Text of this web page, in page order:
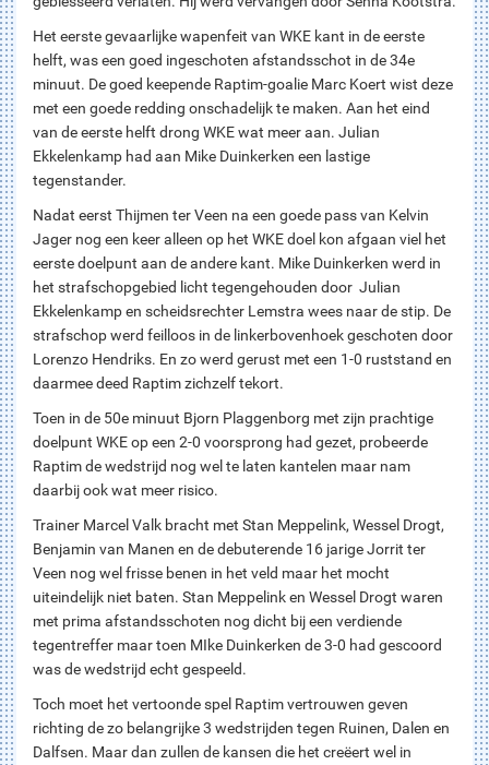
Het eerste gevaarlijke wapenfeit van WKE kant in de eerste
helft, was een goed ingeschoten afstandsschot in de 34e
minuut. De goed keepende Raptim-goalie Marc Koert wist deze
met een goede redding onschadelijk te maken. Aan het eind
van de eerste helft drong WKE wat meer aan. Julian
Ekkelenkamp had aan Mike Duinkerken een lastige
tegenstander.
Nadat eerst Thijmen ter Veen na een goede pass van Kelvin
Jager nog een keer alleen op het WKE doel kon afgaan viel het
eerste doelpunt aan de andere kant. Mike Duinkerken werd in
het strafschopgebied licht tegengehouden door Julian
Ekkelenkamp en scheidsrechter Lemstra wees naar de stip. De
strafschop werd feilloos in de linkerbovenhoek geschoten door
Lorenzo Hendriks. En zo werd gerust met een 1-0 ruststand en
daarmee deed Raptim zichzelf tekort.
Toen in de 50e minuut Bjorn Plaggenborg met zijn prachtige
doelpunt WKE op een 2-0 voorsprong had gezet, probeerde
Raptim de wedstrijd nog wel te laten kantelen maar nam
daarbij ook wat meer risico.
Trainer Marcel Valk bracht met Stan Meppelink, Wessel Drogt,
Benjamin van Manen en de debuterende 16 jarige Jorrit ter
Veen nog wel frisse benen in het veld maar het mocht
uiteindelijk niet baten. Stan Meppelink en Wessel Drogt waren
met prima afstandsschoten nog dicht bij een verdiende
tegentreffer maar toen MIke Duinkerken de 3-0 had gescoord
was de wedstrijd echt gespeeld.
Toch moet het vertoonde spel Raptim vertrouwen geven
richting de zo belangrijke 3 wedstrijden tegen Ruinen, Dalen en
Dalfsen. Maar dan zullen de kansen die het creëert wel in